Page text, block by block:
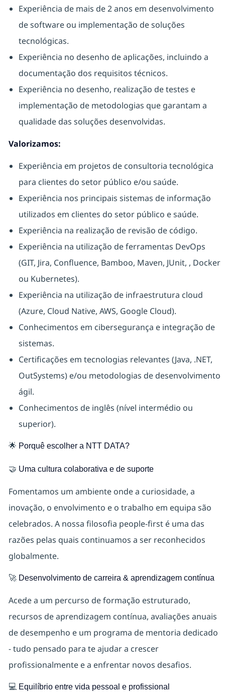
Experiência de mais de 2 anos em desenvolvimento
de software ou implementação de soluções
tecnológicas.
Experiência no desenho de aplicações, incluindo a
documentação dos requisitos técnicos.
Experiência no desenho, realização de testes e
implementação de metodologias que garantam a
qualidade das soluções desenvolvidas.
Valorizamos:
Experiência em projetos de consultoria tecnológica
para clientes do setor público e/ou saúde.
Experiência nos principais sistemas de informação
utilizados em clientes do setor público e saúde.
Experiência na realização de revisão de código.
Experiência na utilização de ferramentas DevOps
(GIT, Jira, Confluence, Bamboo, Maven, JUnit, , Docker
ou Kubernetes).
Experiência na utilização de infraestrutura cloud
(Azure, Cloud Native, AWS, Google Cloud).
Conhecimentos em cibersegurança e integração de
sistemas.
Certificações em tecnologias relevantes (Java, .NET,
OutSystems) e/ou metodologias de desenvolvimento
ágil.
Conhecimentos de inglês (nível intermédio ou
superior).
🌟 Porquê escolher a NTT DATA?
🤝 Uma cultura colaborativa e de suporte
Fomentamos um ambiente onde a curiosidade, a
inovação, o envolvimento e o trabalho em equipa são
celebrados. A nossa filosofia people-first é uma das
razões pelas quais continuamos a ser reconhecidos
globalmente.
🚀 Desenvolvimento de carreira & aprendizagem contínua
Acede a um percurso de formação estruturado,
recursos de aprendizagem contínua, avaliações anuais
de desempenho e um programa de mentoria dedicado
- tudo pensado para te ajudar a crescer
profissionalmente e a enfrentar novos desafios.
💻 Equilíbrio entre vida pessoal e profissional